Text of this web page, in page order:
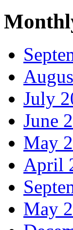
July
June
May
April
May